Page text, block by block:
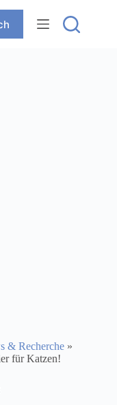
& Recherche »
für Katzen!